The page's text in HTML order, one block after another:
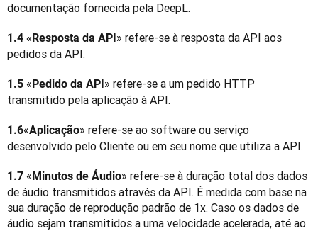
documentação fornecida pela DeepL.
1.4 «Resposta da API» refere-se à resposta da API aos
pedidos da API.
1.5 «Pedido da API» refere-se a um pedido HTTP
transmitido pela aplicação à API.
1.6«Aplicação» refere-se ao software ou serviço
desenvolvido pelo Cliente ou em seu nome que utiliza a API.
1.7 «Minutos de Áudio» refere-se à duração total dos dados
de áudio transmitidos através da API. É medida com base na
sua duração de reprodução padrão de 1x. Caso os dados de
áudio sejam transmitidos a uma velocidade acelerada, até ao